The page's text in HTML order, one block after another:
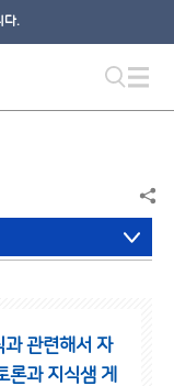
다.
관련해서 자
론과 지식샘 게